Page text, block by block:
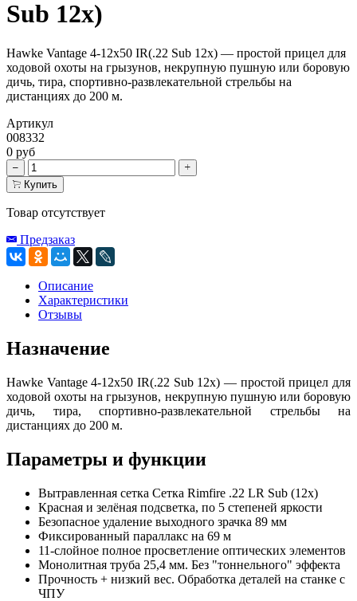
Sub 12x)
Hawke Vantage 4-12x50 IR(.22 Sub 12x) — простой прицел для
ходовой охоты на грызунов, некрупную пушную или боровую
дичь, тира, спортивно-развлекательной стрельбы на
дистанциях до 200 м.
Артикул
008332
0 руб
Купить
Товар отсутствует
Предзаказ
Описание
Характеристики
Отзывы
Назначение
Hawke Vantage 4-12x50 IR(.22 Sub 12x) — простой прицел для
ходовой охоты на грызунов, некрупную пушную или боровую
дичь, тира, спортивно-развлекательной стрельбы на
дистанциях до 200 м.
Параметры и функции
Вытравленная сетка Сетка Rimfire .22 LR Sub (12x)
Красная и зелёная подсветка, по 5 степеней яркости
Безопасное удаление выходного зрачка 89 мм
Фиксированный параллакс на 69 м
11-слойное полное просветление оптических элементов
Монолитная труба 25,4 мм. Без "тоннельного" эффекта
Прочность + низкий вес. Обработка деталей на станке с
ЧПУ